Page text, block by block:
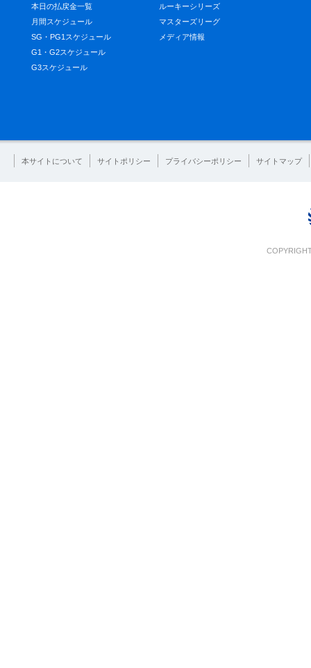
本日の払戻金一覧
月間スケジュール
SG・PG1スケジュール
G1・G2スケジュール
G3スケジュール
ルーキーシリーズ
マスターズリーグ
メディア情報
本サイトについて サイトポリシー プライバシーポリシー サイトマップ